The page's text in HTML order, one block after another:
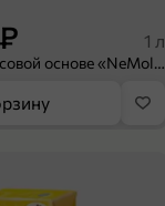
1 л
Напиток на рисовой основе «NeMoloko» «Миндальный», 1 л